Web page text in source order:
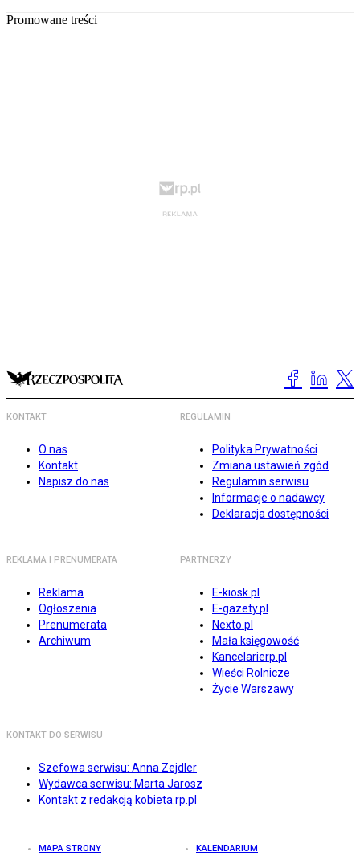
Promowane treści
KONTAKT
O nas
Kontakt
Napisz do nas
REGULAMIN
Polityka Prywatności
Zmiana ustawień zgód
Regulamin serwisu
Informacje o nadawcy
Deklaracja dostępności
REKLAMA I PRENUMERATA
Reklama
Ogłoszenia
Prenumerata
Archiwum
PARTNERZY
E-kiosk.pl
E-gazety.pl
Nexto.pl
Mała księgowość
Kancelarierp.pl
Wieści Rolnicze
Życie Warszawy
KONTAKT DO SERWISU
Szefowa serwisu: Anna Zejdler
Wydawca serwisu: Marta Jarosz
Kontakt z redakcją kobieta.rp.pl
MAPA STRONY KALENDARIUM